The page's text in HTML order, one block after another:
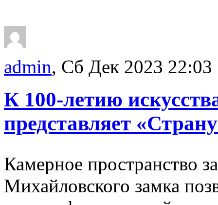
admin, Сб Дек 2023 22:03
К 100-летию
представляет
Камерное пространство
Михайловского замка